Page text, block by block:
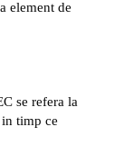
element de
se refera la
timp ce